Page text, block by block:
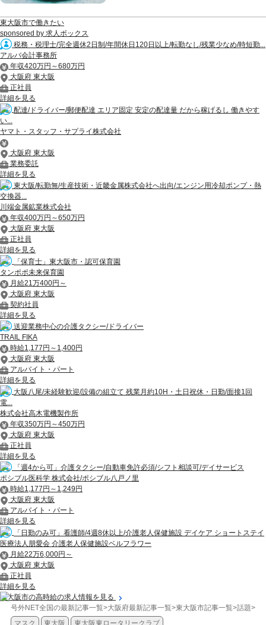
東大阪市で働きたい
sponsored by 求人ボックス
税務・税理士/完全週休2日制/年間休日120日以上/転勤なし/残業少なめ/時短勤...
アルバ会計事務所
年収420万円～680万円
大阪府 東大阪
正社員
詳細を見る
配達/ドライバー/郵便配達 エリア固定 安定の配達量 だから稼げるし 働きやす
い...
ヤマト・スタッフ・サプライ株式会社
大阪府 東大阪
業務委託
詳細を見る
東大阪/転勤無/生産技術・近畿金属株式会社へ出向/エンジン用冷却ポンプ・熱
交換器...
川端金属鉱業株式会社
年収400万円～650万円
大阪府 東大阪
正社員
詳細を見る
「保育士」東大阪市・認可保育園
タンポポ未来保育園
月給21万400円～
大阪府 東大阪
契約社員
詳細を見る
送迎業務中心の介護タクシー/ドライバー
TRAIL FIKA
時給1,177円～1,400円
大阪府 東大阪
アルバイト・パート
詳細を見る
大阪八尾/未経験歓迎/設備の組立て 残業月約10H・土日祝休・日勤/面接1回
電...
株式会社高木電機製作所
年収350万円～450万円
大阪府 東大阪
正社員
詳細を見る
「週4から可」介護タクシー/自動車免許必須/シフト相談可/デイサービス
ポシブル医科学 株式会社/ポシブル八戸ノ里
時給1,177円～1,249円
大阪府 東大阪
アルバイト・パート
詳細を見る
「日勤のみ可」看護師/4週8休以上/介護老人保健施設 デイケア ショートステイ
医療法人朋愛会 介護老人保健施設ベルフラワー
月給22万6,000円～
大阪府 東大阪
正社員
詳細を見る
東大阪市の高時給の求人情報を見る
号外NET全国の最新記事一覧>大阪府最新記事一覧>東大阪市記事一覧>話題>【
マスク
東大阪 東大阪東ロータリークラブ